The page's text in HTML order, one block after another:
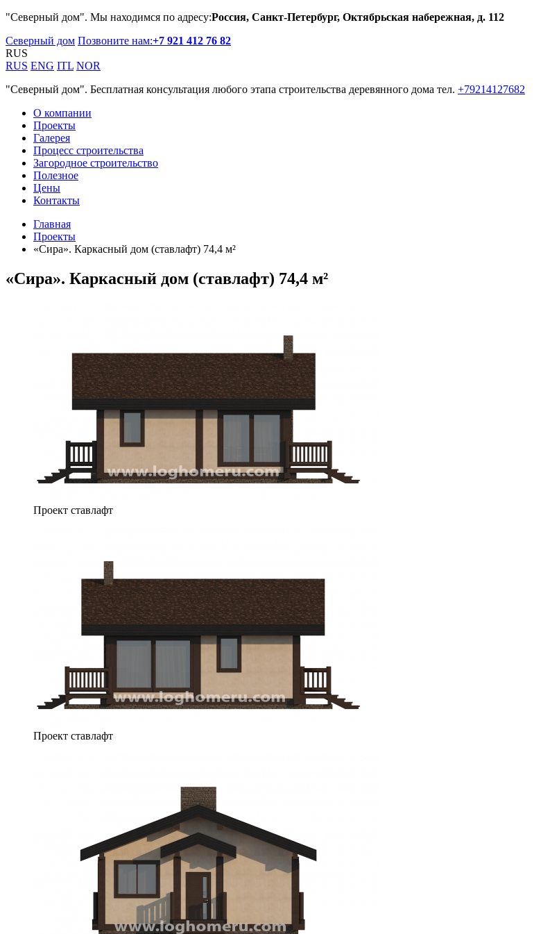
"Северный дом". Мы находимся по адресу:Россия, Санкт-Петербург, Октябрьская набережная, д. 112
Северный дом Позвоните нам:+7 921 412 76 82
RUS
RUS ENG ITL NOR
"Северный дом". Бесплатная консультация любого этапа строительства деревянного дома тел. +79214127682
О компании
Проекты
Галерея
Процесс строительства
Загородное строительство
Полезное
Цены
Контакты
Главная
Проекты
«Сира». Каркасный дом (ставлафт) 74,4 м²
«Сира». Каркасный дом (ставлафт) 74,4 м²
Проект ставлафт
Проект ставлафт